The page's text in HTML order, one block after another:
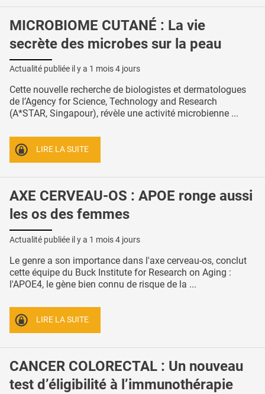
MICROBIOME CUTANÉ : La vie
secrète des microbes sur la peau
Actualité publiée il y a 1 mois 4 jours
Cette nouvelle recherche de biologistes et dermatologues
de l’Agency for Science, Technology and Research
(A*STAR, Singapour), révèle une activité microbienne ...
LIRE LA SUITE
AXE CERVEAU-OS : APOE ronge aussi
les os des femmes
Actualité publiée il y a 1 mois 4 jours
Le genre a son importance dans l'axe cerveau-os, conclut
cette équipe du Buck Institute for Research on Aging :
l'APOE4, le gène bien connu de risque de la ...
LIRE LA SUITE
CANCER COLORECTAL : Un nouveau
test d’éligibilité à l’immunothérapie